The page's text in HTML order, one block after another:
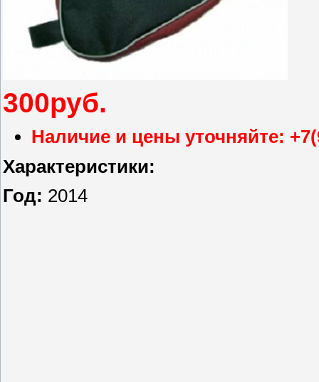
300руб.
Наличие и цены уточняйте:
Характеристики:
Год: 2014